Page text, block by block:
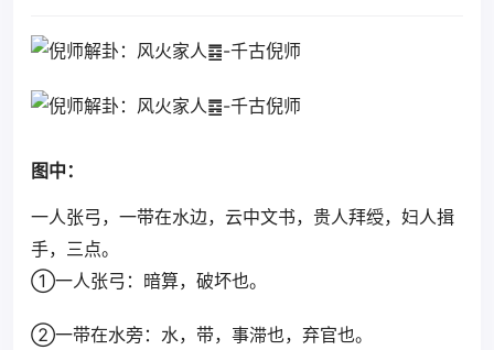
图中：
一人张弓，一带在水边，云中文书，贵人拜绶，妇人揖
手，三点。
①一人张弓：暗算，破坏也。
②一带在水旁：水，带，事滞也，弃官也。